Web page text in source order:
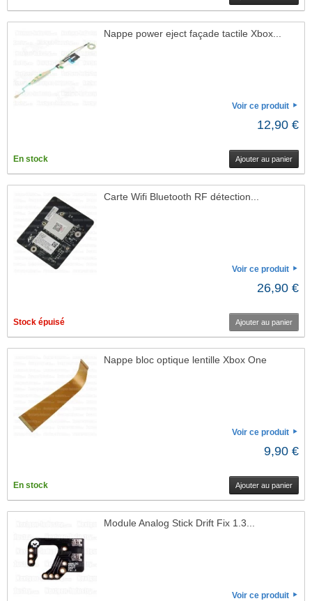
Nappe power eject façade tactile Xbox...
Voir ce produit
12,90 €
En stock Ajouter au panier
Carte Wifi Bluetooth RF détection...
Voir ce produit
26,90 €
Stock épuisé Ajouter au panier
Nappe bloc optique lentille Xbox One
Voir ce produit
9,90 €
En stock Ajouter au panier
Module Analog Stick Drift Fix 1.3...
Voir ce produit